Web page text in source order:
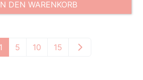
DEN WARENKORB
1 5 10 15